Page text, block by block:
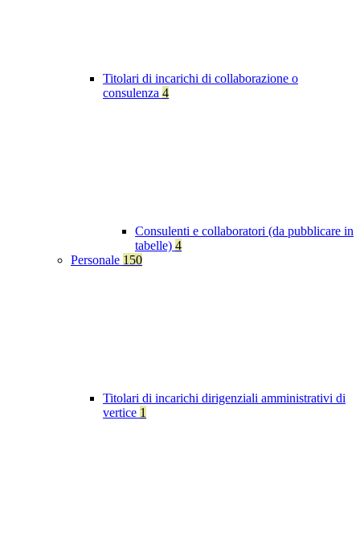
Titolari di incarichi di collaborazione o
consulenza 4
Consulenti e collaboratori (da pubblicare in
tabelle) 4
Personale 150
Titolari di incarichi dirigenziali amministrativi di
vertice 1